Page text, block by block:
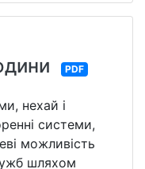
PDF
нехай і
системи,
можливість
шляхом